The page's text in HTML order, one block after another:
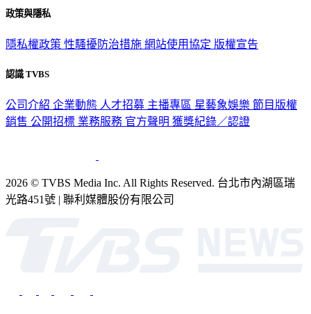
政策與隱私
隱私權政策 性騷擾防治措施 網站使用協定 版權宣告
認識 TVBS
公司介紹 企業動態 人才招募 主播專區 星藝象娛樂 節目版權
銷售 公開招標 業務服務 官方聲明 獲獎紀錄／認證
2026 © TVBS Media Inc. All Rights Reserved. 台北市內湖區瑞
光路451號 | 聯利媒體股份有限公司